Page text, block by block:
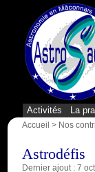
Activités La
Accueil > Nos
Astrodéfis
Dernier ajout : 7